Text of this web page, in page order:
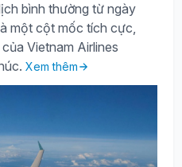
bình thường từ ngày
một cột mốc tích cực,
Vietnam Airlines
Xem thêm